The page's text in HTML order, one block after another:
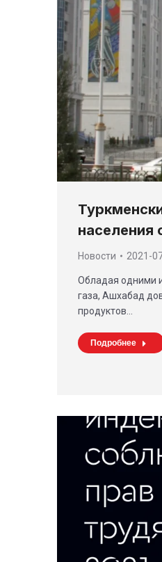
населения
Новости 2021-
Обладая одними
газа, Ашхабад
продуктов…
Подробнее